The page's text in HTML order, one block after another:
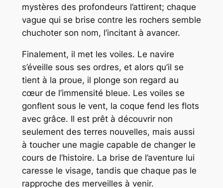
mystères des profondeurs l’attirent; chaque
vague qui se brise contre les rochers semble
chuchoter son nom, l’incitant à avancer.
Finalement, il met les voiles. Le navire
s’éveille sous ses ordres, et alors qu’il se
tient à la proue, il plonge son regard au
cœur de l’immensité bleue. Les voiles se
gonflent sous le vent, la coque fend les flots
avec grâce. Il est prêt à découvrir non
seulement des terres nouvelles, mais aussi
à toucher une magie capable de changer le
cours de l’histoire. La brise de l’aventure lui
caresse le visage, tandis que chaque pas le
rapproche des merveilles à venir.